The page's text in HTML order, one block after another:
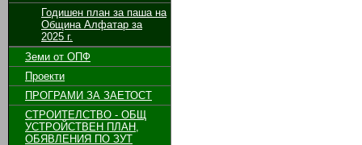
Годишен план за паша на
Община Алфатар за
2025 г.
Земи от ОПФ
Проекти
ПРОГРАМИ ЗА ЗАЕТОСТ
СТРОИТЕЛСТВО - ОБЩ
УСТРОЙСТВЕН ПЛАН,
ОБЯВЛЕНИЯ ПО ЗУТ